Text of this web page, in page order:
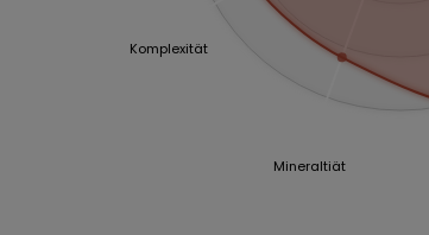
Mineraltiät
Komplexität